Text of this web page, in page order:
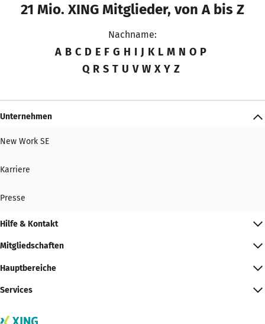
21 Mio. XING Mitglieder, von A bis Z
Nachname:
A B C D E F G H I J K L M N O P
Q R S T U V W X Y Z
Unternehmen
New Work SE
Karriere
Presse
Hilfe & Kontakt
Mitgliedschaften
Hauptbereiche
Services